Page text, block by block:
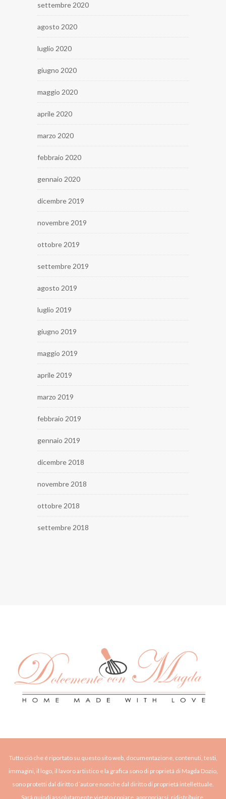
settembre 2020
agosto 2020
luglio 2020
giugno 2020
maggio 2020
aprile 2020
marzo 2020
febbraio 2020
gennaio 2020
dicembre 2019
novembre 2019
ottobre 2019
settembre 2019
agosto 2019
luglio 2019
giugno 2019
maggio 2019
aprile 2019
marzo 2019
febbraio 2019
gennaio 2019
dicembre 2018
novembre 2018
ottobre 2018
settembre 2018
Tutto ció che é riportato su questo sito web, documentazione, contenuti, testi,
immagini, il logo, il lavoro artistico e la grafica sono di proprietá di Magda Dozio,
sono protetti dal diritto d´autore nonche dal diritto di proprietá intellettuale.
Sará quindi assolutamente vietato copiare, appropriarsi, ridistribuire,